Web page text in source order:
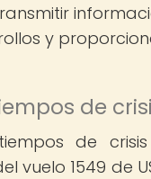
y
de
de
vuelo 1549 de